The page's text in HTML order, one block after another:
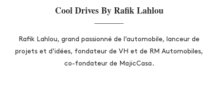
Cool Drives By Rafik Lahlou
Rafik Lahlou, grand passionné de l’automobile, lanceur de
projets et d’idées, fondateur de VH et de RM Automobiles,
co-fondateur de MajicCasa.